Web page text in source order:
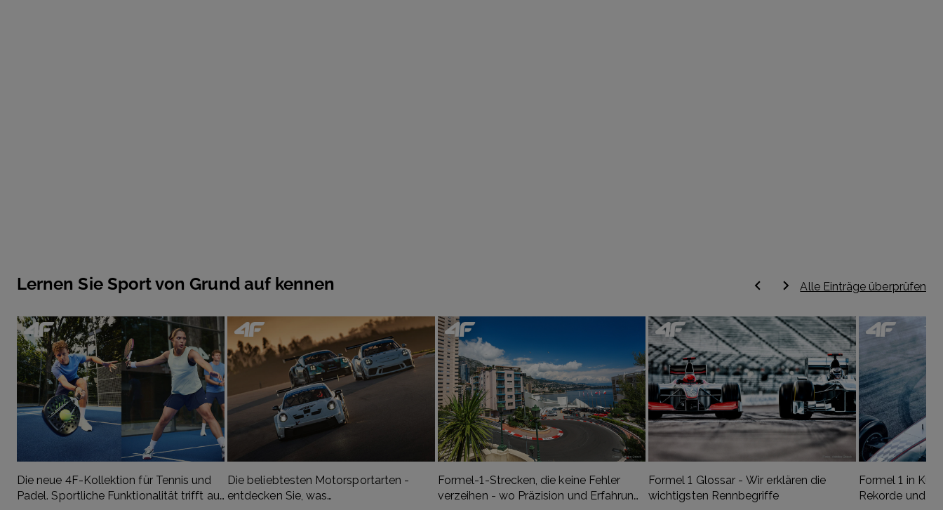
Lernen Sie Sport von Grund auf kennen Alle Einträge überprüfen
Die neue 4F-Kollektion für Tennis und
Padel. Sportliche Funktionalität trifft auf
Die beliebtesten Motorsportarten -
entdecken Sie, was
Formel-1-Strecken, die keine Fehler
verzeihen - wo Präzision und Erfahrung
Formel 1 Glossar - Wir erklären die
wichtigsten Rennbegriffe
Formel 1 in
Rekorde und